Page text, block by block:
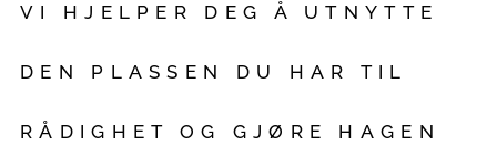
VI HJELPER DEG Å UTNYTTE
DEN PLASSEN DU HAR TIL
RÅDIGHET OG GJØRE HAGEN